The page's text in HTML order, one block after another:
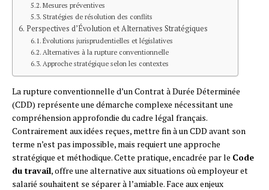
Mesures préventives
Stratégies de résolution des conflits
Perspectives d’Évolution et Alternatives Stratégiques
Évolutions jurisprudentielles et législatives
Alternatives à la rupture conventionnelle
Approche stratégique selon les contextes
La rupture conventionnelle d’un Contrat à Durée Déterminée
(CDD) représente une démarche complexe nécessitant une
compréhension approfondie du cadre légal français.
Contrairement aux idées reçues, mettre fin à un CDD avant son
terme n’est pas impossible, mais requiert une approche
stratégique et méthodique. Cette pratique, encadrée par le Code
du travail, offre une alternative aux situations où employeur et
salarié souhaitent se séparer à l’amiable. Face aux enjeux